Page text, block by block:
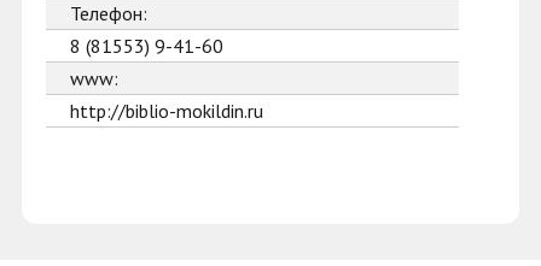
Телефон:
8 (81553) 9-41-60
www:
http://biblio-mokildin.ru